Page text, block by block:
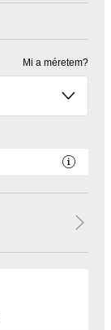
Mi a méretem?